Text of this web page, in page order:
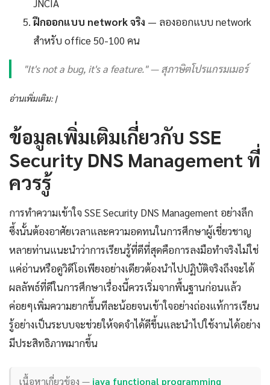
JNCIA
ฝึกออกแบบ network จริง — ลองออกแบบ network
สำหรับ office 50-100 คน
"It's not a bug, it's a feature." — สุภาษิตโปรแกรมเมอร์
อ่านเพิ่มเติม: |
ข้อมูลเพิ่มเติมเกี่ยวกับ SSE
Security DNS Management ที่
ควรรู้
การทำความเข้าใจ SSE Security DNS Management อย่างลึก
ซึ้งนั้นต้องอาศัยเวลาและความอดทนในการศึกษาผู้เชี่ยวชาญ
หลายท่านแนะนำว่าการเรียนรู้ที่ดีที่สุดคือการลงมือทำจริงไม่ใช่
แค่อ่านหรือดูวิดีโอเพียงอย่างเดียวต้องนำไปปฏิบัติจริงถึงจะได้
ผลลัพธ์ที่ดีในการศึกษาเรื่องนี้ควรเริ่มจากพื้นฐานก่อนแล้ว
ค่อยๆเพิ่มความยากขึ้นทีละน้อยจนเข้าใจอย่างถ่องแท้การเรียน
รู้อย่างเป็นระบบจะช่วยให้จดจำได้ดีขึ้นและนำไปใช้งานได้อย่าง
มีประสิทธิภาพมากขึ้น
เนื้อหาเกี่ยวข้อง — java functional programming